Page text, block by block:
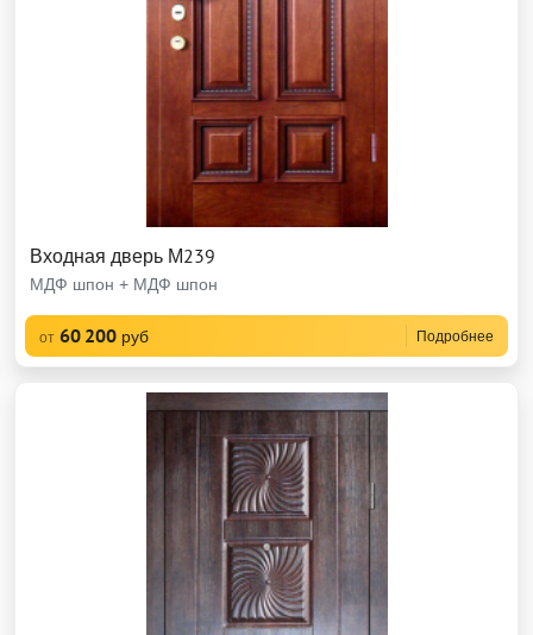
Входная дверь М239
МДФ шпон + МДФ шпон
от 60 200 руб Подробнее